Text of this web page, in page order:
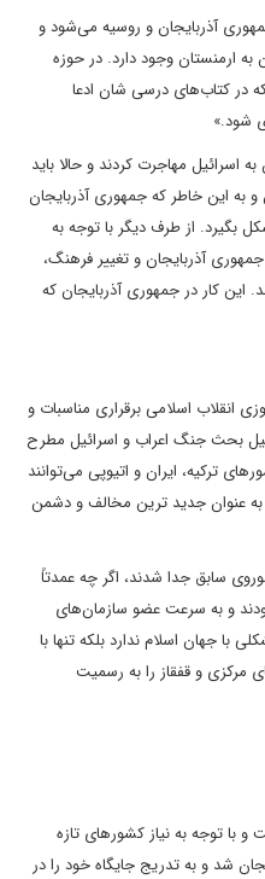
آذربایجان و روسیه می‌شود و
به ارمنستان وجود دارد. در حوزه
در کتاب‌های درسی شان ادعا
شود.»
۸۰۰ هزار یهودی از جمهوری آذربایجان به اسرائیل مهاجرت کردند و حالا باید
به این خاطر که جمهوری آذربایجان
بگیرد. از طرف دیگر با توجه به
آذربایجان و تغییر فرهنگ،
این کار در جمهوری آذربایجان که
انقلاب اسلامی برقراری مناسبات و
بحث جنگ اعراب و اسرائیل مطرح
ترکیه، ایران و اتیوپی می‌توانند
به عنوان جدید ترین مخالف و دشمن
که از شوروی سابق جدا شدند، اگر چه عمدتاً
و به سرعت عضو سازمان‌های
با جهان اسلام ندارد بلکه تنها با
مرکزی و قفقاز را به رسمیت
او ادامه داد: «اسرائیل در وهله اول اندیشه‌ها و تفکرات راهبردی خودش را نشان نداد و به دلیل تجربه‌ای که در کشاورزی داشت و با توجه به نیاز کشور‎های تازه
شد و به تدریج جایگاه خود را در